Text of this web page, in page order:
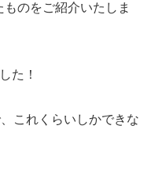
のをご紹介いたしま
た！
これくらいしかできな